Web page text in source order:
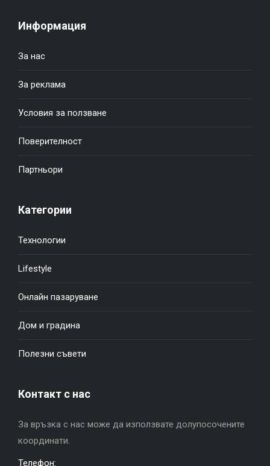
Информация
За нас
За реклама
Условия за ползване
Поверителност
Партньори
Категории
Технологии
Lifestyle
Онлайн пазаруване
Дом и градина
Полезни съвети
Контакт с нас
За връзка с нас може да използвате долупосочените
координати.
Телефон: